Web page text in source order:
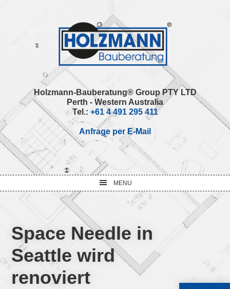
navigation
Holzmann-Bauberatung® Group PTY LTD
Perth - Western Australia
Tel.: +61 4 491 295 411
Anfrage per E-Mail
MENU
Space Needle in
Seattle wird
renoviert